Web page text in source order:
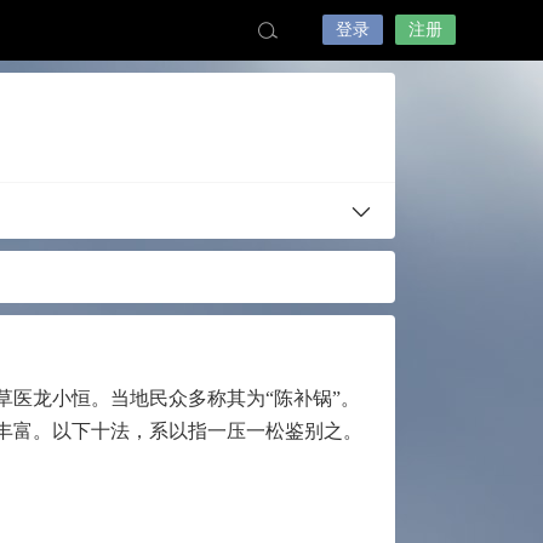
登录 注册
龙小恒。当地民众多称其为“陈补锅”。
。以下十法，系以指一压一松鉴别之。